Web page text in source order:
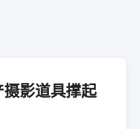
影道具撑起